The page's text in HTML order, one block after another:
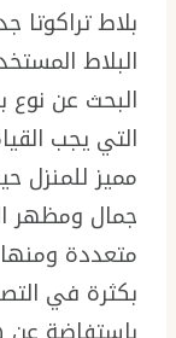
بلاط
البلاط
البحث عن نوع
التي يجب
مميز للمنزل
جمال ومظهر
متعددة ومنها
بكثرة في